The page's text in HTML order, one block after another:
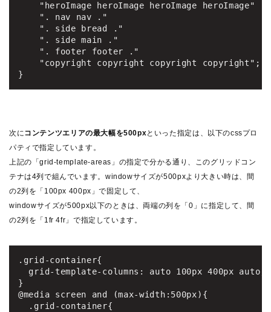
    "heroImage heroImage heroImage heroImage"
    ". nav nav ."
    ". side bread ."
    ". side main ."
    ". footer footer ."
    "copyright copyright copyright copyright";
}
次にコンテンツエリアの最大幅を500pxといった指定は、以下のcssプロ
パティで指定しています。
上記の「grid-template-areas」の指定で分かる通り、このグリッドコン
テナは4列で組んでいます。windowサイズが500pxより大きい時は、間
の2列を「100px 400px」で固定して、
windowサイズが500px以下のときは、両端の列を「0」に指定して、間
の2列を「1fr 4fr」で指定しています。
.grid-container{
  grid-template-columns: auto 100px 400px auto;
}
@media screen and (max-width:500px){
  .grid-container{